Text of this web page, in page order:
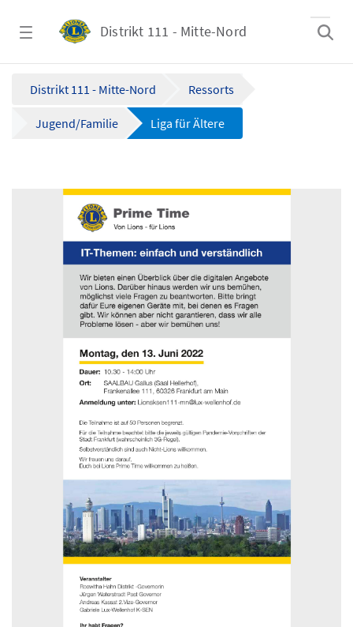
Distrikt 111 - Mitte-Nord
Distrikt 111 - Mitte-Nord Ressorts
Jugend/Familie Liga für Ältere